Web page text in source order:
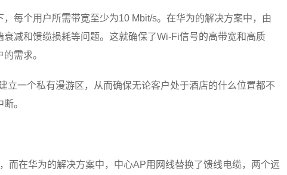
每个用户所需带宽至少为10 Mbit/s。在华为的解决方案中，由
减和馈缆损耗等问题。这就确保了Wi-Fi信号的高带宽和高质
需求。
立一个私有漫游区，从而确保无论客户处于酒店的什么位置都不
。
而在华为的解决方案中，中心AP用网线替换了馈线电缆，两个远